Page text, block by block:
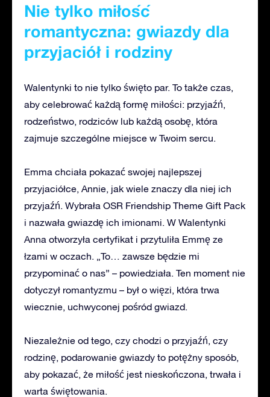
Nie tylko miłość
romantyczna: gwiazdy dla
przyjaciół i rodziny
Walentynki to nie tylko święto par. To także czas,
aby celebrować każdą formę miłości: przyjaźń,
rodzeństwo, rodziców lub każdą osobę, która
zajmuje szczególne miejsce w Twoim sercu.
Emma chciała pokazać swojej najlepszej
przyjaciółce, Annie, jak wiele znaczy dla niej ich
przyjaźń. Wybrała OSR Friendship Theme Gift Pack
i nazwała gwiazdę ich imionami. W Walentynki
Anna otworzyła certyfikat i przytuliła Emmę ze
łzami w oczach. „To… zawsze będzie mi
przypominać o nas” – powiedziała. Ten moment nie
dotyczył romantyzmu – był o więzi, która trwa
wiecznie, uchwyconej pośród gwiazd.
Niezależnie od tego, czy chodzi o przyjaźń, czy
rodzinę, podarowanie gwiazdy to potężny sposób,
aby pokazać, że miłość jest nieskończona, trwała i
warta świętowania.